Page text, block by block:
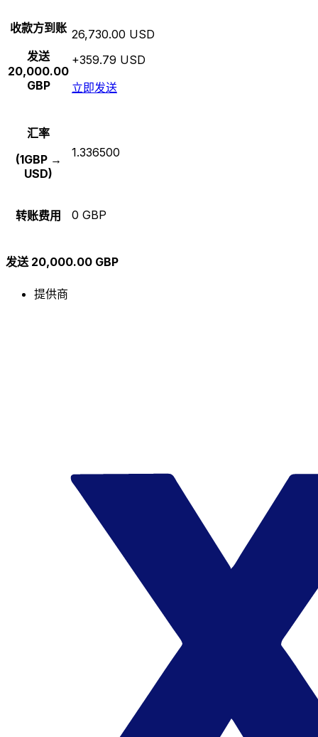
收款方到账
发送
20,000.00
GBP
26,730.00 USD
+359.79 USD
立即发送
汇率
(1GBP →
USD)
1.336500
转账费用 0 GBP
发送 20,000.00 GBP
提供商